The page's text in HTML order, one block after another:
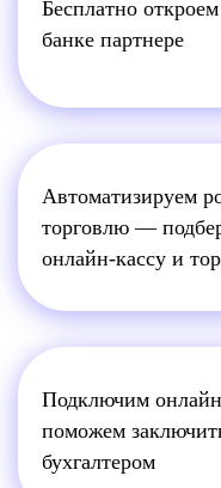
Бесплатно
банке партнере
Автоматизируем
торговлю —
онлайн-кассу и
Подключим
поможем
бухгалтером